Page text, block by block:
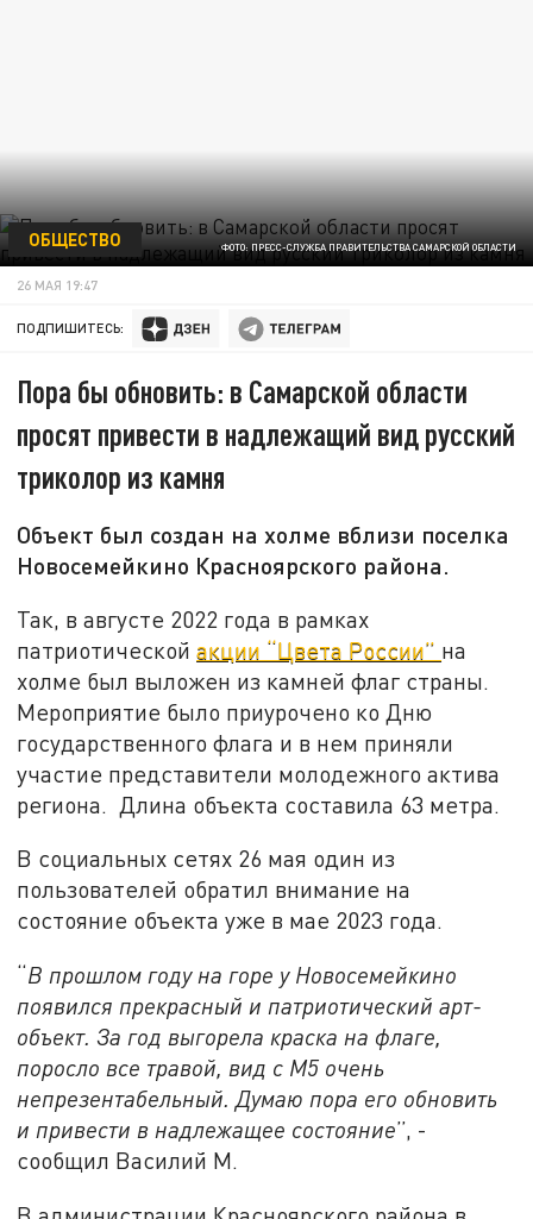
ФОТО: ПРЕСС-СЛУЖБА ПРАВИТЕЛЬСТВА САМАРСКОЙ ОБЛАСТИ
ОБЩЕСТВО
26 МАЯ 19:47
ПОДПИШИТЕСЬ:
Пора бы обновить: в Самарской области
просят привести в надлежащий вид русский
триколор из камня
Объект был создан на холме вблизи поселка
Новосемейкино Красноярского района.
Так, в августе 2022 года в рамках
патриотическойакции “Цвета России” на
холме был выложен из камней флаг страны.
Мероприятие было приурочено ко Дню
государственного флага и в нем приняли
участие представители молодежного актива
региона. Длина объекта составила 63 метра.
В социальных сетях 26 мая один из
пользователей обратил внимание на
состояние объекта уже в мае 2023 года.
“В прошлом году на горе у Новосемейкино
появился прекрасный и патриотический арт-
объект. За год выгорела краска на флаге,
поросло все травой, вид с М5 очень
непрезентабельный. Думаю пора его обновить
и привести в надлежащее состояние”, -
сообщил Василий М.